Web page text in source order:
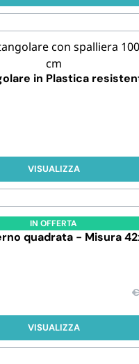
in Plastica
VISUALIZZA
IN OFFERTA
quadrata - Misura
€
VISUALIZZA